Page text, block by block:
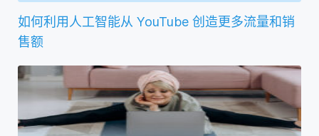
如何利用人工智能从 YouTube 创造更多流量和销
售额